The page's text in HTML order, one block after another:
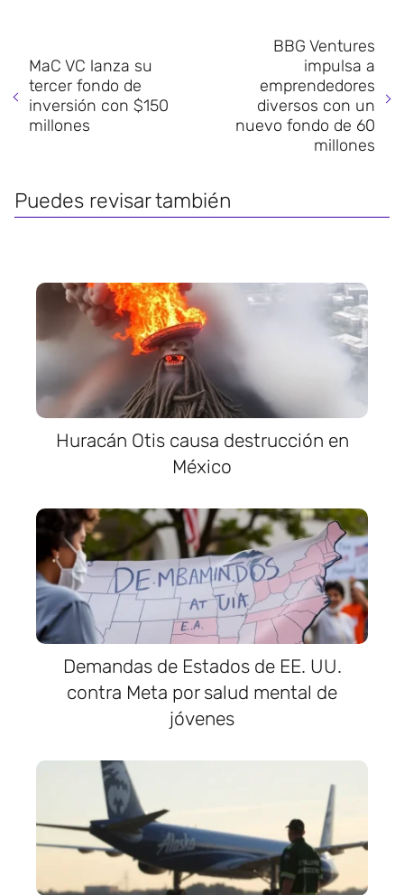
MaC VC lanza su
tercer fondo de
inversión con $150
millones
BBG Ventures
impulsa a
emprendedores
diversos con un
nuevo fondo de 60
millones
Puedes revisar también
Huracán Otis causa destrucción en
México
Demandas de Estados de EE. UU.
contra Meta por salud mental de
jóvenes